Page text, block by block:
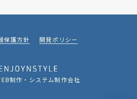
保護方針 開発ポリシー
制作・システム制作会社